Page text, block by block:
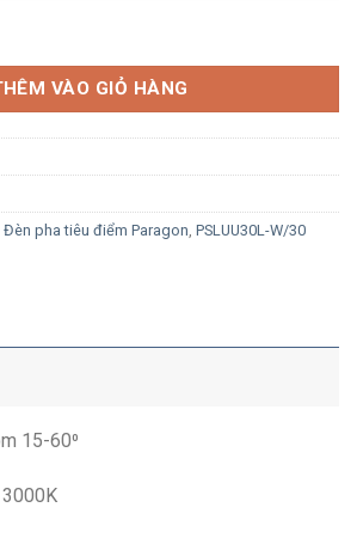
PSLUU30L/30 30W ánh sáng vàng
VÀO GIỎ HÀNG
Đèn pha tiêu điểm Paragon PSLUU30L-W/30
15-60⁰
3000K